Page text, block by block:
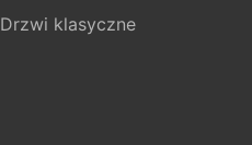
Drzwi klasyczne